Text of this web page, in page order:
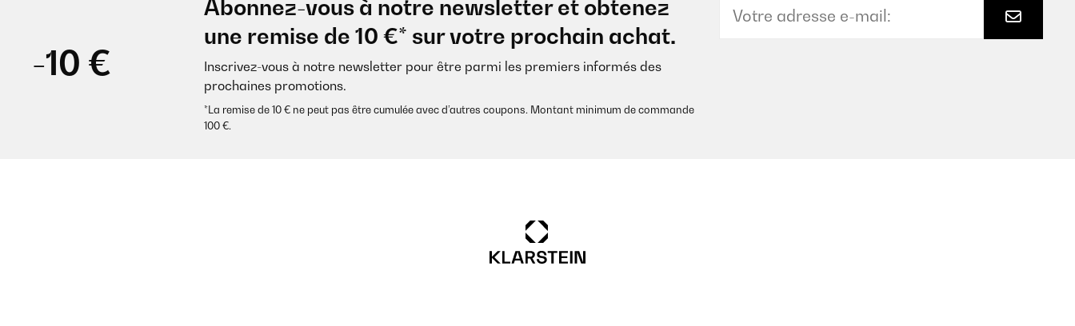
-10 €
Abonnez-vous à notre newsletter et obtenez
une remise de 10 €* sur votre prochain achat.
Inscrivez-vous à notre newsletter pour être parmi les premiers informés des
prochaines promotions.
*La remise de 10 € ne peut pas être cumulée avec d’autres coupons. Montant minimum de commande
100 €.